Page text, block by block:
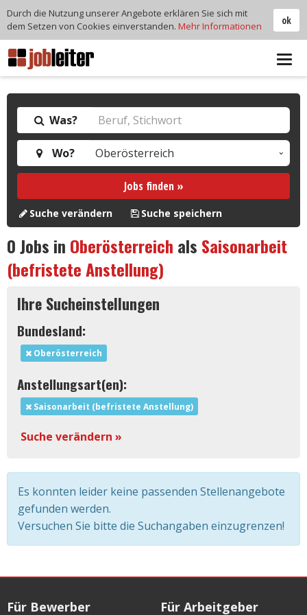
Was?
Wo?
Jobs finden »
Suche verändern Suche speichern
0Jobs in Oberösterreich als Saisonarbeit
(befristete Anstellung)
Ihre Sucheinstellungen
Bundesland:
Oberösterreich
Anstellungsart(en):
Saisonarbeit (befristete Anstellung)
Suche verändern »
Es konnten leider keine passenden Stellenangebote
gefunden werden.
Versuchen Sie bitte die Suchangaben einzugrenzen!
Für Bewerber Für Arbeitgeber
ok
Durch die Nutzung unserer Angebote erklären Sie sich mit
dem Setzen von Cookies einverstanden. Mehr Informationen